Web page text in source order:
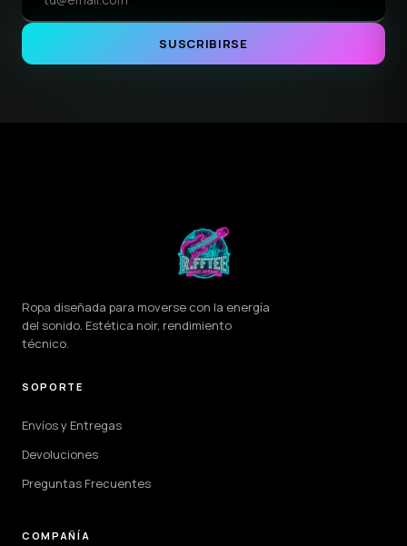
SUSCRIBIRSE
Ropa diseñada para moverse con la energía
del sonido. Estética noir, rendimiento
técnico.
SOPORTE
Envíos y Entregas
Devoluciones
Preguntas Frecuentes
COMPAÑÍA